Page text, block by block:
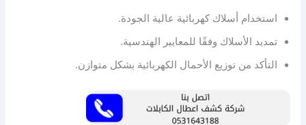
استخدام أسلاك كهربائية عالية الجودة.
تمديد الأسلاك وفقًا للمعايير الهندسية.
التأكد من توزيع الأحمال الكهربائية بشكل متوازن.